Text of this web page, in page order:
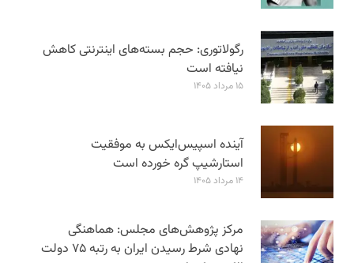
رگولاتوری: حجم بسته‌های اینترنتی کاهش
نیافته است
۱۵ مرداد ۱۴۰۵
آینده اسپیس‌ایکس به موفقیت
استارشیپ گره خورده است
۱۴ مرداد ۱۴۰۵
مرکز پژوهش‌های مجلس: هماهنگی
نهادی شرط رسیدن ایران به رتبه ۷۵ دولت